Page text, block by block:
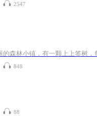
2547
的森林小镇，有一颗上上签树
848
88